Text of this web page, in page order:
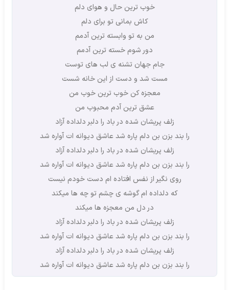
خوب ترین حال و هوای دلم
کاش بمانی تو برای دلم
من به تو وابسته ترین آدمم
دور شوم خسته ترین آدمم
جام جهان تشنه ی لب های توست
مست شد و دست از این خانه شست
معجزه کن خوب ترین خوب من
عشق ترین آدم محبوب من
زلف پریشان شده در باد را دلبر دلداده آزاد
را بند بزن بن دلم پاره شد عاشق دیوانه ات آواره شد
زلف پریشان شده در باد را دلبر دلداده آزاد
را بند بزن بن دلم پاره شد عاشق دیوانه ات آواره شد
روی نگیر از نفس افتاده ام دست خودم نیست
که دلداده ام گوشه ی چشم تو چه ها میکند
در دل من معجزه ها میکند
زلف پریشان شده در باد را دلبر دلداده آزاد
را بند بزن بن دلم پاره شد عاشق دیوانه ات آواره شد
زلف پریشان شده در باد را دلبر دلداده آزاد
را بند بزن بن دلم پاره شد عاشق دیوانه ات آواره شد